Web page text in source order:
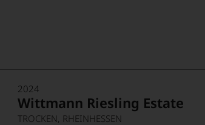
2024
Wittmann Riesling Estate
TROCKEN, RHEINHESSEN